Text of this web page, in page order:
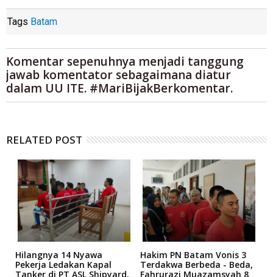
Tags Batam
Komentar sepenuhnya menjadi tanggung
jawab komentator sebagaimana diatur
dalam UU ITE. #MariBijakBerkomentar.
RELATED POST
Hilangnya 14 Nyawa
Pekerja Ledakan Kapal
Tanker di PT ASL Shipyard,
Hakim PN Batam Vonis 3
Terdakwa Berbeda - Beda,
Fahrurazi Muazamsyah 8